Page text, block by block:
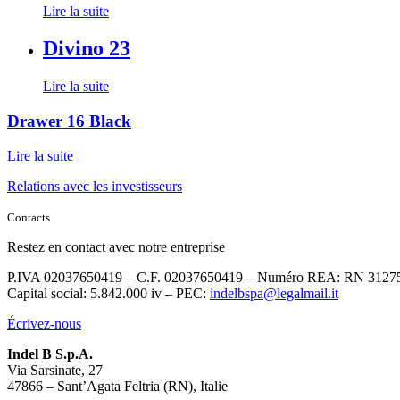
Lire la suite
Divino 23
Lire la suite
Drawer 16 Black
Lire la suite
Relations avec les investisseurs
Contacts
Restez en contact avec notre entreprise
P.IVA 02037650419 – C.F. 02037650419 – Numéro REA: RN
Capital social: 5.842.000 iv – PEC: indelbspa@legalmail.it
Écrivez-nous
Indel B S.p.A.
Via Sarsinate, 27
47866 – Sant’Agata Feltria (RN), Italie